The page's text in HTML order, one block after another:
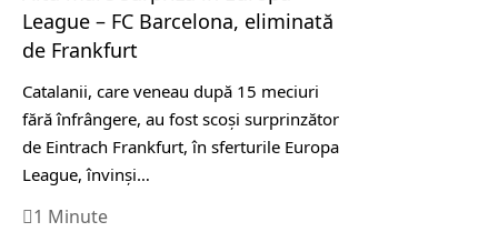
League – FC Barcelona, eliminată
de Frankfurt
Catalanii, care veneau după 15 meciuri
fără înfrângere, au fost scoși surprinzător
de Eintrach Frankfurt, în sferturile Europa
League, învinși…
1 Minute